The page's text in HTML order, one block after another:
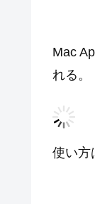
Mac
れる。
使い方